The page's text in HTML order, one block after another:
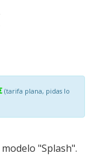
(tarifa plana, pidas lo
"Splash".